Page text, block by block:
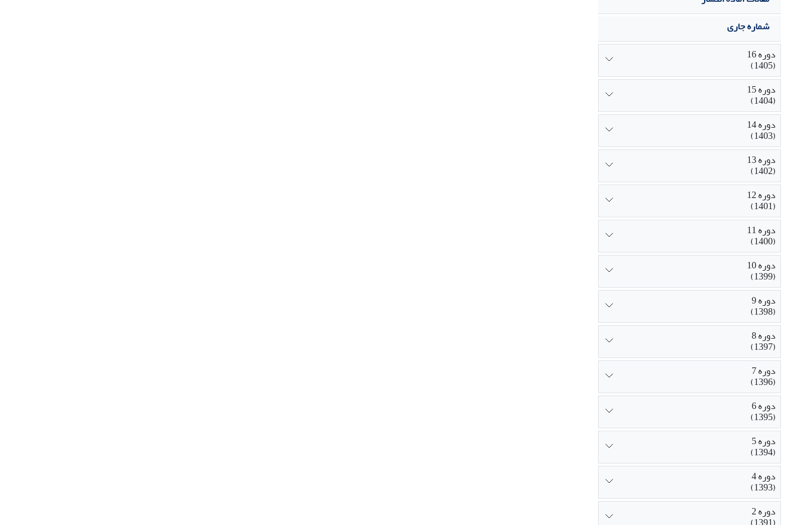
شماره جاری
دوره 16
(1405)
دوره 15
(1404)
دوره 14
(1403)
دوره 13
(1402)
دوره 12
(1401)
دوره 11
(1400)
دوره 10
(1399)
دوره 9
(1398)
دوره 8
(1397)
دوره 7
(1396)
دوره 6
(1395)
دوره 5
(1394)
دوره 4
(1393)
دوره 2